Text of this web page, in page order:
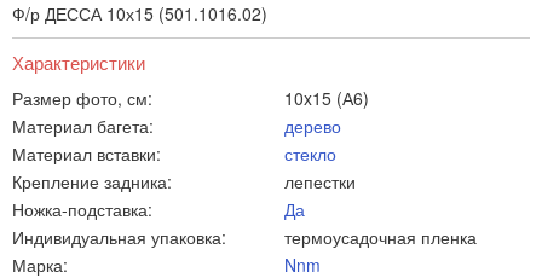
Ф/р ДЕССА 10х15 (501.1016.02)
Характеристики
Размер фото, см:
10x15 (А6)
Материал багета:
дерево
Материал вставки:
стекло
Крепление задника:
лепестки
Ножка-подставка:
Да
Индивидуальная упаковка:
термоусадочная пленка
Марка:
Nnm